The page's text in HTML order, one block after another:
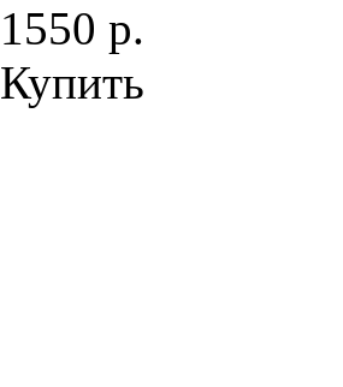
1550 р.
Купить